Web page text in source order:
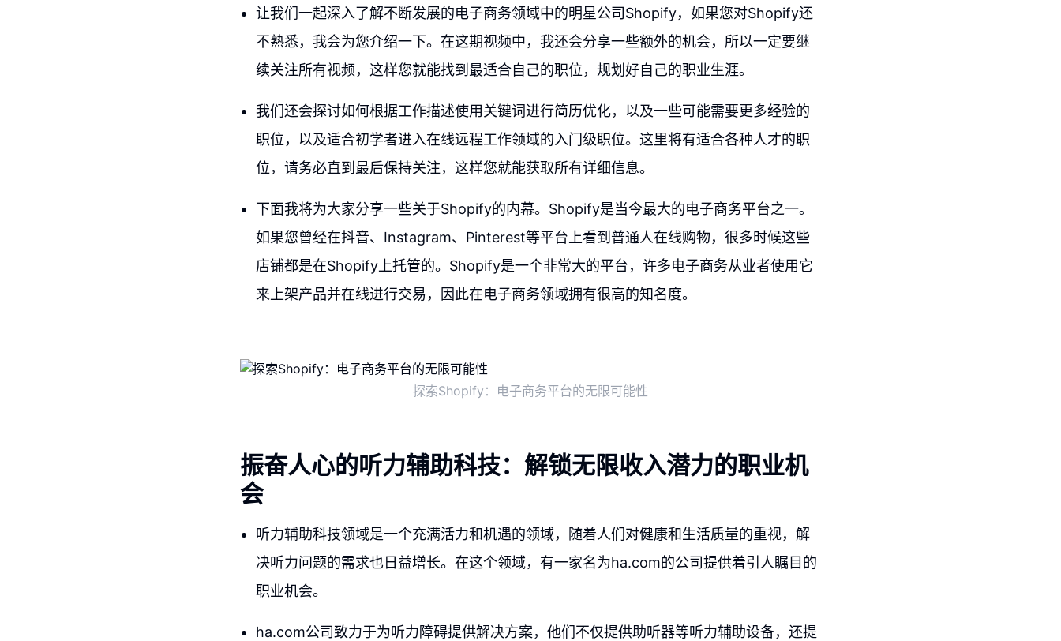
让我们一起深入了解不断发展的电子商务领域中的明星公司Shopify，如果您对Shopify还
不熟悉，我会为您介绍一下。在这期视频中，我还会分享一些额外的机会，所以一定要继
续关注所有视频，这样您就能找到最适合自己的职位，规划好自己的职业生涯。
我们还会探讨如何根据工作描述使用关键词进行简历优化，以及一些可能需要更多经验的
职位，以及适合初学者进入在线远程工作领域的入门级职位。这里将有适合各种人才的职
位，请务必直到最后保持关注，这样您就能获取所有详细信息。
下面我将为大家分享一些关于Shopify的内幕。Shopify是当今最大的电子商务平台之一。
如果您曾经在抖音、Instagram、Pinterest等平台上看到普通人在线购物，很多时候这些
店铺都是在Shopify上托管的。Shopify是一个非常大的平台，许多电子商务从业者使用它
来上架产品并在线进行交易，因此在电子商务领域拥有很高的知名度。
探索Shopify：电子商务平台的无限可能性
振奋人心的听力辅助科技：解锁无限收入潜力的职业机
会
听力辅助科技领域是一个充满活力和机遇的领域，随着人们对健康和生活质量的重视，解
决听力问题的需求也日益增长。在这个领域，有一家名为ha.com的公司提供着引人瞩目的
职业机会。
ha.com公司致力于为听力障碍提供解决方案，他们不仅提供助听器等听力辅助设备，还提